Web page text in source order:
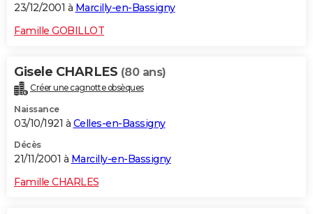
23/12/2001 à Marcilly-en-Bassigny
Famille GOBILLOT
Gisele CHARLES (80 ans)
Créer une cagnotte obsèques
Naissance
03/10/1921 à Celles-en-Bassigny
Décès
21/11/2001 à Marcilly-en-Bassigny
Famille CHARLES